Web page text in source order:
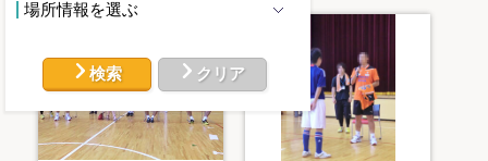
場所情報を選ぶ
検索 クリア